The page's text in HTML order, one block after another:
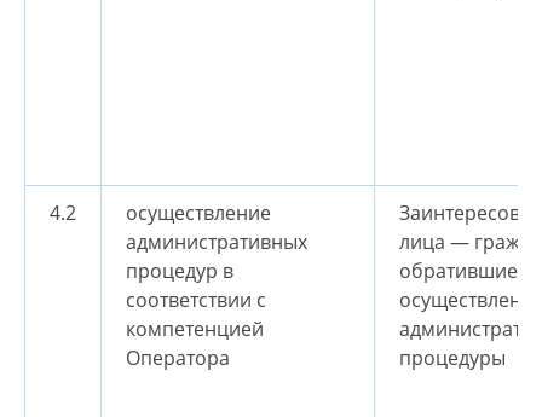
4.2
осуществление
административных
процедур в
соответствии с
компетенцией
Оператора
лица —
обратившиеся
процедуры